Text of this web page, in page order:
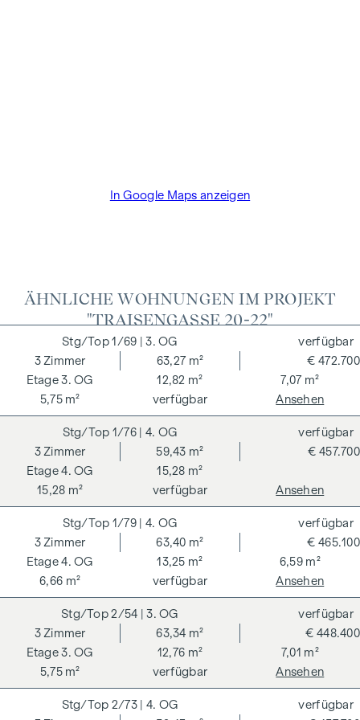
In Google Maps anzeigen
ÄHNLICHE WOHNUNGEN IM PROJEKT
"TRAISENGASSE 20-22"
1/69 | 3. OG
3. OG
3Zimmer
63,27 m²
12,82 m²
7,07 m²
5,75 m²
€ 472.700
verfügbar
verfügbar
Ansehen
1/76 | 4. OG
4. OG
3Zimmer
59,43 m²
15,28 m²
15,28 m²
€ 457.700
verfügbar
verfügbar
Ansehen
1/79 | 4. OG
4. OG
3Zimmer
63,40 m²
13,25 m²
6,59 m²
6,66 m²
€ 465.100
verfügbar
verfügbar
Ansehen
2/54 | 3. OG
3. OG
3Zimmer
63,34 m²
12,76 m²
7,01 m²
5,75 m²
€ 448.400
verfügbar
verfügbar
Ansehen
2/73
| 4. OG
verfügbar